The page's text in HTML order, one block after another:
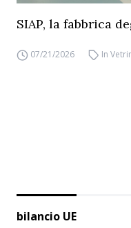
SIAP, la fabbrica
07/21/2026 In
bilancio UE